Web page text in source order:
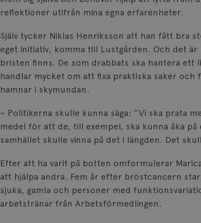
reflektioner utifrån mina egna erfarenheter.
Själv tycker Niklas Henriksson att han fått bra
eget initiativ, komma till Lustgården. Och det
bristen finns. De som drabbats ska hantera ett
handlar mycket om att fixa praktiska saker
hamnar i skymundan.
– Politikerna skulle kunna säga: ”Vi ska prata
medel för att de, till exempel, ska kunna åka
samhället skulle vinna på det i längden. Det
Efter att ha varit på botten omformulerar
att hjälpa andra. Fem år efter bröstcancern
sjuka, gamla och personer med
arbetstränar från Arbetsförmedlingen.
IDE
Google LLC
_gcl_au
Google LLC
.brostcancerforbundet.se
.brostcancerforbundet.se